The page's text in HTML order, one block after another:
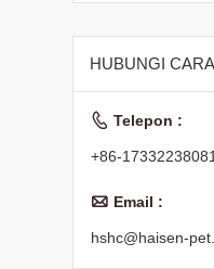
HUBUNGI CARA
 Telepon :
+86-
 Email :
hshc@haisen-